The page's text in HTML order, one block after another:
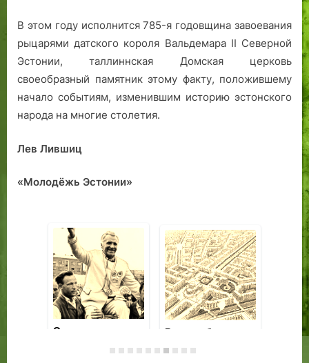
В этом году исполнится 785-я годовщина завоевания
рыцарями датского короля Вальдемара II Северной
Эстонии, таллиннская Домская церковь
своеобразный памятник этому факту, положившему
начало событиям, изменившим историю эстонского
народа на многие столетия.
Лев Лившиц
«Молодёжь Эстонии»
Тридцатилетие
«Но Сатана
вселился и